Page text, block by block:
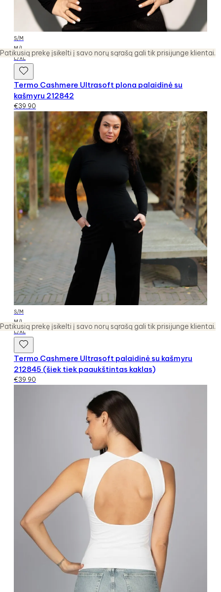
Patikusią prekę įsikelti į savo norų sąrašą gali tik prisijunge klientai.
Patikusią prekę įsikelti į savo norų sąrašą gali tik prisijunge klientai.
S/M
M/L
L/XL
Termo Cashmere Ultrasoft plona palaidinė su
kašmyru 212842
€39.90
S/M
M/L
L/XL
Termo Cashmere Ultrasoft palaidinė su kašmyru
212845 (šiek tiek paaukštintas kaklas)
€39.90